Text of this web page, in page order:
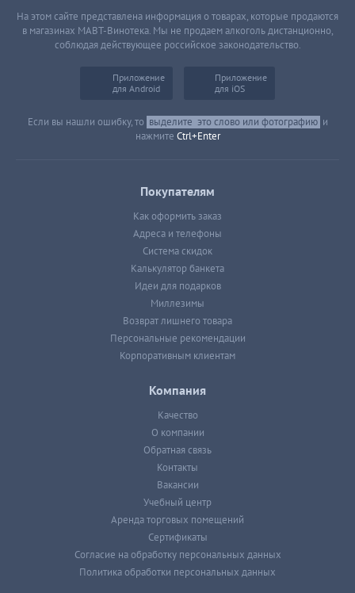
На этом сайте представлена информация о товарах, которые продаются
в магазинах МАВТ-Винотека. Мы не продаем алкоголь дистанционно,
соблюдая действующее российское законодательство.
Приложение
для Android
Приложение
для iOS
Если вы нашли ошибку, то выделите это слово или фотографию и
нажмите Ctrl+Enter
Покупателям
Как оформить заказ
Адреса и телефоны
Система скидок
Калькулятор банкета
Идеи для подарков
Миллезимы
Возврат лишнего товара
Персональные рекомендации
Корпоративным клиентам
Компания
Качество
О компании
Обратная связь
Контакты
Вакансии
Учебный центр
Аренда торговых помещений
Сертификаты
Согласие на обработку персональных данных
Политика обработки персональных данных